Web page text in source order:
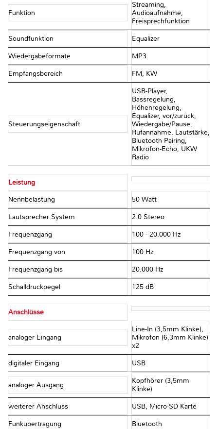
Funktion
Streaming,
Audioaufnahme,
Freisprechfunktion
Soundfunktion Equalizer
Wiedergabeformate MP3
Empfangsbereich FM, KW
Steuerungseigenschaft
USB-Player,
Bassregelung,
Höhenregelung,
Equalizer, vor/zurück,
Wiedergabe/Pause,
Rufannahme, Lautstärke,
Bluetooth Pairing,
Mikrofon-Echo, UKW
Radio
Leistung
Nennbelastung 50 Watt
Lautsprecher System 2.0 Stereo
Frequenzgang 100 - 20.000 Hz
Frequenzgang von 100 Hz
Frequenzgang bis 20.000 Hz
Schalldruckpegel 125 dB
Anschlüsse
analoger Eingang
Line-In (3,5mm Klinke),
Mikrofon (6,3mm Klinke)
x2
digitaler Eingang USB
analoger Ausgang
Kopfhörer (3,5mm
Klinke)
weiterer Anschluss USB, Micro-SD Karte
Funkübertragung Bluetooth